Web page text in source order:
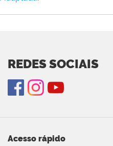
REDES SOCIAIS
Acesso rápido